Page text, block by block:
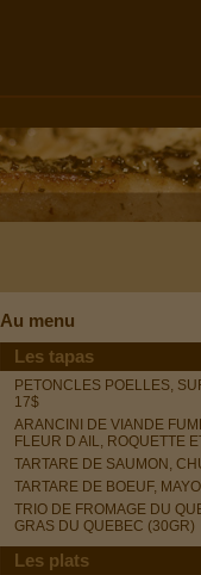
Au menu
Les tapas
PETONCLES POELLES,
17$
ARANCINI DE VIANDE
FLEUR D AIL, ROQUETTE
TARTARE DE SAUMON,
TARTARE DE BOEUF,
TRIO DE FROMAGE DU
GRAS DU QUEBEC (30GR)
Les plats